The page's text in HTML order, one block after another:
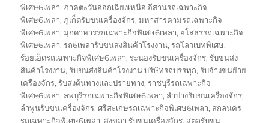
พิเศษ6เพลา,ภาคตะวันออกเฉียงเหนือ อีสานรถเฉพาะกิจ
พิเศษ6เพลา,ภูเก็ตรับขนเครื่องจักร,มหาสารคามรถเฉพาะกิจ
พิเศษ6เพลา,มุกดาหารรถเฉพาะกิจพิเศษ6เพลา, ยโสธรรถเฉพาะกิจ
พิเศษ6เพลา,รถ6เพลารับขนส่งสินค้าโรงงาน,รถโลวเบทพิเศษ,
ร้อยเอ็ดรถเฉพาะกิจพิเศษ6เพลา,ระนองรับขนเครื่องจักร,รับขนส่ง
สินค้าโรงงาน,รับขนส่งสินค้าโรงงาน บริษัทรถบรรทุก,รับจ้างขนย้าย
เครื่องจักร,รับส่งต้นทางและปรายทาง,ราชบุรีรถเฉพาะกิจ
พิเศษ6เพลา, ลพบุรีรถเฉพาะกิจพิเศษ6เพลา, ลำปางรับขนเครื่องจักร,
ลำพูนรับขนเครื่องจักร,ศรีสะเกษรถเฉพาะกิจพิเศษ6เพลา, สกลนคร
รถเฉพาะกิจพิเศษ6เพลา, สงขลา รับขนเครื่องจักร, สตูลรับขน